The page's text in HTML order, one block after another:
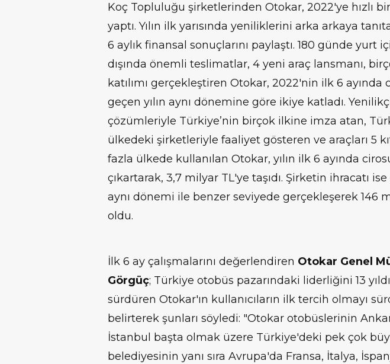
Koç Topluluğu şirketlerinden Otokar, 2022'ye hızlı
yaptı. Yılın ilk yarısında yeniliklerini arka arkaya
6 aylık finansal sonuçlarını paylaştı. 180 günde yurt
dışında önemli teslimatlar, 4 yeni araç lansmanı,
katılımı gerçekleştiren Otokar, 2022'nin ilk 6 ayında
geçen yılın aynı dönemine göre ikiye katladı.
çözümleriyle Türkiye’nin birçok ilkine imza atan,
ülkedeki şirketleriyle faaliyet gösteren ve araçları 5
fazla ülkede kullanılan Otokar, yılın ilk 6 ayında
çıkartarak, 3,7 milyar TL'ye taşıdı. Şirketin ihracatı ise
aynı dönemi ile benzer seviyede gerçekleşerek 146
oldu.
İlk 6 ay çalışmalarını değerlendiren Otokar Genel
Görgüç; Türkiye otobüs pazarındaki liderliğini 13
sürdüren Otokar'ın kullanıcıların ilk tercih olmayı
belirterek şunları söyledi: "Otokar otobüslerinin
İstanbul başta olmak üzere Türkiye'deki pek çok
belediyesinin yanı sıra Avrupa'da Fransa, İtalya,